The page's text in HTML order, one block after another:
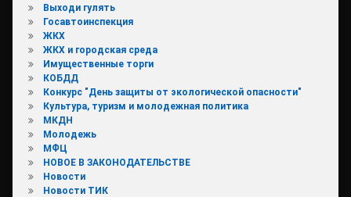
Выходи гулять
Госавтоинспекция
ЖКХ
ЖКХ и городская среда
Имущественные торги
КОБДД
Конкурс "День защиты от экологической опасности"
Культура, туризм и молодежная политика
МКДН
Молодежь
МФЦ
НОВОЕ В ЗАКОНОДАТЕЛЬСТВЕ
Новости
Новости ТИК